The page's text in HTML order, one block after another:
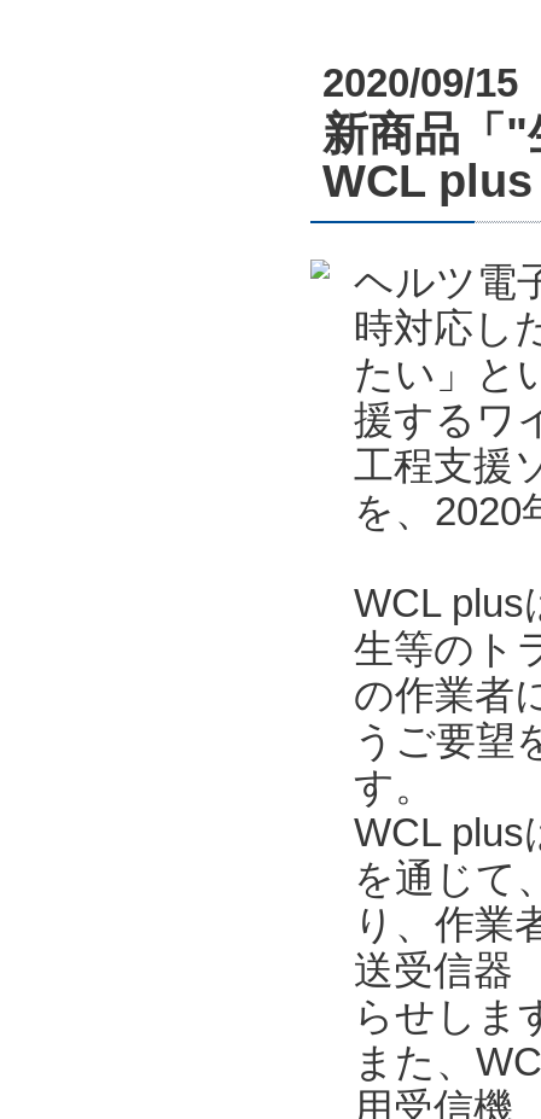
2020/09/15
新商品「
WCL plus
ヘルツ電
時対応し
たい」と
援するワ
工程支援
を、2020
WCL plus
生等のト
の作業者
うご要望
す。
WCL
を通じて
り、作業
送受信器
らせしま
また、
用受信機